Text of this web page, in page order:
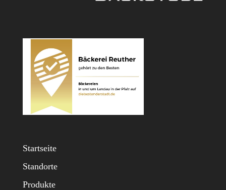
Startseite
Standorte
Produkte